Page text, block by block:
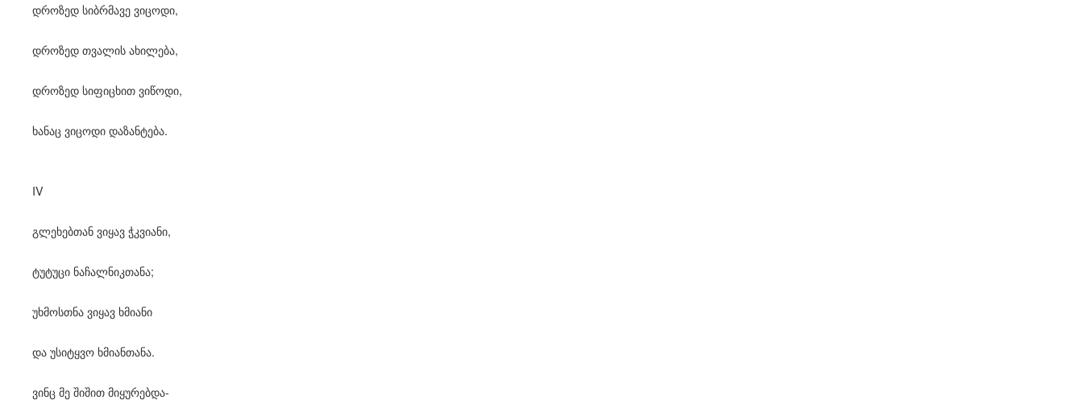
დროზედ სიბრმავე ვიცოდი,
დროზედ თვალის ახილება,
დროზედ სიფიცხით ვიწოდი,
ხანაც ვიცოდი დაზანტება.
IV
გლეხებთან ვიყავ ჭკვიანი,
ტუტუცი ნაჩალნიკთანა;
უხმოსთნა ვიყავ ხმიანი
და უსიტყვო ხმიანთანა.
ვინც მე შიშით მიყურებდა-